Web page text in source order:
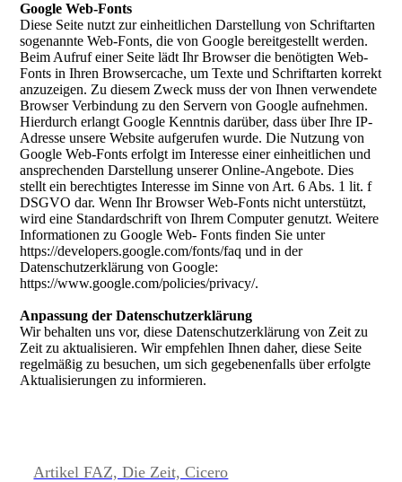
Google Web-Fonts
Diese Seite nutzt zur einheitlichen Darstellung von Schriftarten
sogenannte Web-Fonts, die von Google bereitgestellt werden.
Beim Aufruf einer Seite lädt Ihr Browser die benötigten Web-
Fonts in Ihren Browsercache, um Texte und Schriftarten korrekt
anzuzeigen. Zu diesem Zweck muss der von Ihnen verwendete
Browser Verbindung zu den Servern von Google aufnehmen.
Hierdurch erlangt Google Kenntnis darüber, dass über Ihre IP-
Adresse unsere Website aufgerufen wurde. Die Nutzung von
Google Web-Fonts erfolgt im Interesse einer einheitlichen und
ansprechenden Darstellung unserer Online-Angebote. Dies
stellt ein berechtigtes Interesse im Sinne von Art. 6 Abs. 1 lit. f
DSGVO dar. Wenn Ihr Browser Web-Fonts nicht unterstützt,
wird eine Standardschrift von Ihrem Computer genutzt. Weitere
Informationen zu Google Web- Fonts finden Sie unter
https://developers.google.com/fonts/faq und in der
Datenschutzerklärung von Google:
https://www.google.com/policies/privacy/.
Anpassung der Datenschutzerklärung
Wir behalten uns vor, diese Datenschutzerklärung von Zeit zu
Zeit zu aktualisieren. Wir empfehlen Ihnen daher, diese Seite
regelmäßig zu besuchen, um sich gegebenenfalls über erfolgte
Aktualisierungen zu informieren.
Artikel FAZ, Die Zeit, Cicero